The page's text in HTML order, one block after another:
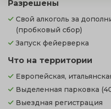
Разрешены
Свой алкоголь за
(пробковый сбор)
Запуск фейерверка
Что на территории
Европейская,
Выделенная парковка
Выездная регистрация